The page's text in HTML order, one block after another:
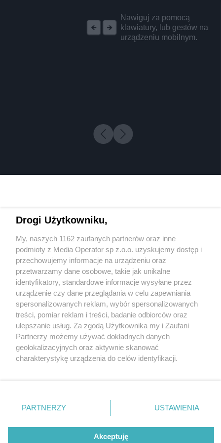
Nawiguj za pomocą
klawiatury, lub gestów na
urządzeniu mobilnym.
4 / 0
Wydawca mediów lokalnych
Nie zapomnij
zapoznać się z:
polityką prywatności
Twojemiasto
Piekary Śląskie
Chorzów
Tarnowskie Góry
Gliwice
Skontakuj sięz nami
Kontakt
Redakcja
Newsletter
Drogi Użytkowniku,
My, naszych 1162 zaufanych partnerów oraz inne
podmioty z Media Operator sp z.o.o. uzyskujemy dostęp i
przechowujemy informacje na urządzeniu oraz
przetwarzamy dane osobowe, takie jak unikalne
identyfikatory, standardowe informacje wysyłane przez
urządzenie czy dane przeglądania w celu zapewniania
spersonalizowanych reklam, wybór spersonalizowanych
treści, pomiar reklam i treści, badanie odbiorców oraz
ulepszanie usług. Za zgodą Użytkownika my i Zaufani
Partnerzy możemy używać dokładnych danych
geolokalizacyjnych oraz aktywnie skanować
charakterystykę urządzenia do celów identyfikacji.
zmienić/wycofać klikając przycisk ustawień prywatności
znajdujący się w lewym dolnym rogu strony
rodzaje przetwarzania danych nie wymagają zgody
użytkownika, ale masz prawo sprzeciwić się takiemu
PARTNERZY USTAWIENIA
Akceptuję